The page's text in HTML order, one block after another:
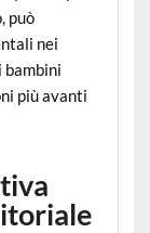
può
nei
bambini
più avanti